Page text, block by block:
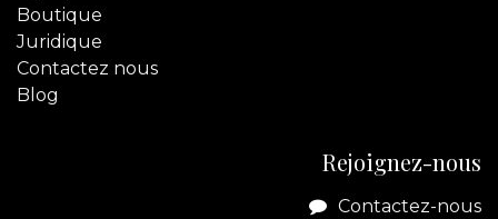
Boutique
Juridique
Contactez nous
Blog
Rejoignez-nous
Contactez-nous